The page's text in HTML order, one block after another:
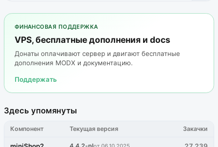
ФИНАНСОВАЯ ПОДДЕРЖКА
VPS, бесплатные дополнения и docs
Донаты оплачивают сервер и двигают бесплатные
дополнения MODX и документацию.
Поддержать
Здесь упомянуты
Компонент Текущая версия Закачки